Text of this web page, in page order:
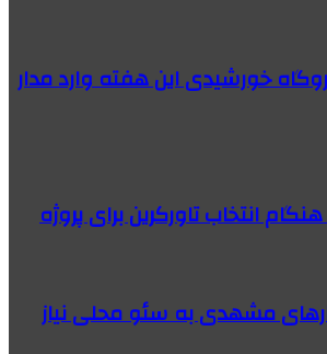
خورشیدی این هفته وارد مدار
مشهدی به سئو محلی نیاز